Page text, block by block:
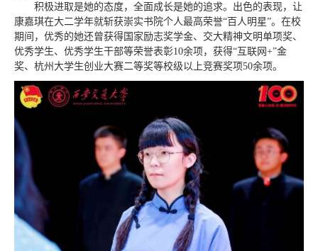
积极进取是她的态度，全面成长是她的追求。出色的表现，让
康嘉琪在大二学年就斩获崇实书院个人最高荣誉“百人明星”。在校
期间，优秀的她还曾获得国家励志奖学金、交大精神文明单项奖、
优秀学生、优秀学生干部等荣誉表彰10余项，获得“互联网+”金
奖、杭州大学生创业大赛二等奖等校级以上竞赛奖项50余项。